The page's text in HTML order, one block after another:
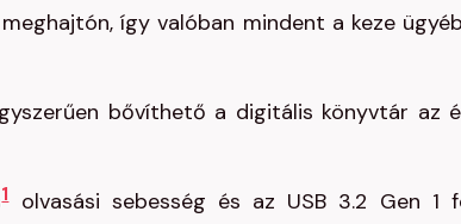
így valóban mindent a keze
bővíthető a digitális könyvtár az
1olvasási sebesség és az USB 3.2 Gen 1